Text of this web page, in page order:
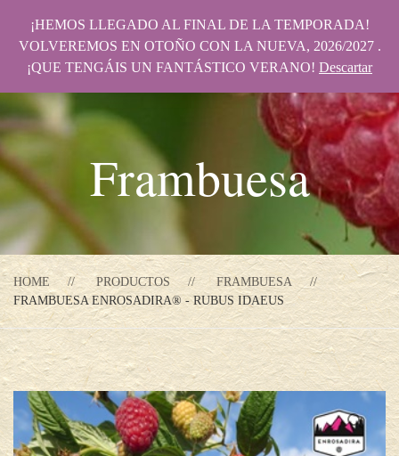
Frambuesa
HOME PRODUCTOS
FRAMBUESA
FRAMBUESA ENROSADIRA® - RUBUS IDAEUS
¡HEMOS LLEGADO AL FINAL DE LA TEMPORADA!
VOLVEREMOS EN OTOÑO CON LA NUEVA, 2026/2027 .
¡QUE TENGÁIS UN FANTÁSTICO VERANO! Descartar